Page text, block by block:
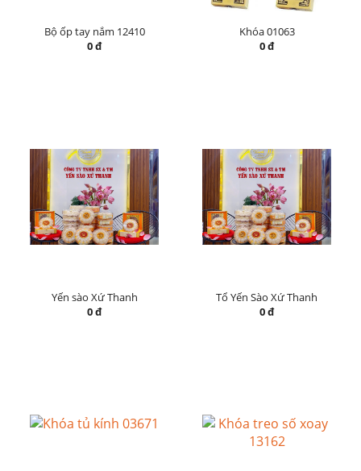
Bộ ốp tay nắm 12410
0 đ
Khóa 01063
0 đ
Yến sào Xứ Thanh
0 đ
Tổ Yến Sào Xứ Thanh
0 đ